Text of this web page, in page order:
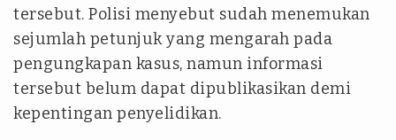
tersebut. Polisi menyebut sudah menemukan
sejumlah petunjuk yang mengarah pada
pengungkapan kasus, namun informasi
tersebut belum dapat dipublikasikan demi
kepentingan penyelidikan.